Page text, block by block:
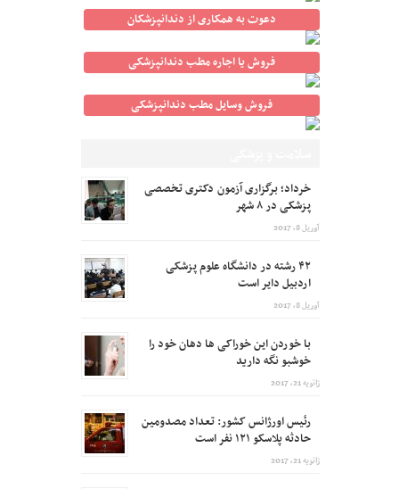
دعوت به همکاری از دندانپزشکان
فروش یا اجاره مطب دندانپزشکی
فروش وسایل مطب دندانپزشکی
خرداد؛ برگزاری آزمون دکتری تخصصی
پزشکی در ۸ شهر
آوریل 8, 2017
۴۲ رشته در دانشگاه علوم پزشکی
اردبیل دایر است
آوریل 8, 2017
با خوردن این خوراکی ها دهان خود را
خوشبو نگه دارید
ژانویه 21, 2017
رئیس اورژانس کشور: تعداد مصدومین
حادثه پلاسکو ۱۲۱ نفر است
ژانویه 21, 2017